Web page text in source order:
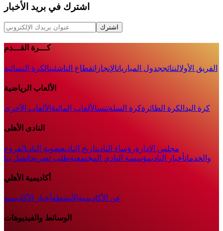
اشترك في بريد الأخبار
اشترك
كـــرة القـــدم
الفريق الأولالنتائججدول المبارياتالإنجازاتقطاع الناشئينالكرة النسائية
الألعاب الرياضية
كرة اليد الكرة الطائرةكرة السلةتنسالألعاب المائية الألعاب الأخرى
النادى الأهلى
مجلس الإدارةرؤساء النادىتاريخ النادىعضوية النادىالفروع
والخدماتأخبار الناديمؤسسة النادي المجتمعيةطلب تصريحاتصل بنا
أكاديمية الأهلي
عن الأكاديمية الأنشطة أخبار الأكاديمية
الوسائط والفيديوهات